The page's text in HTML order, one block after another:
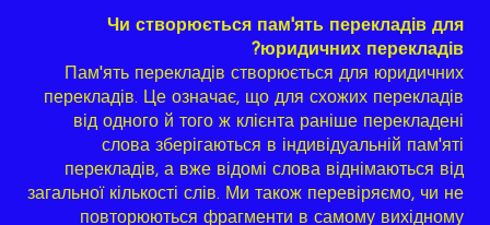
Чи створюється пам'ять перекладів для
юридичних перекладів?
Пам'ять перекладів створюється для юридичних
перекладів. Це означає, що для схожих перекладів
від одного й того ж клієнта раніше перекладені
слова зберігаються в індивідуальній пам'яті
перекладів, а вже відомі слова віднімаються від
загальної кількості слів. Ми також перевіряємо, чи не
повторюються фрагменти в самому вихідному